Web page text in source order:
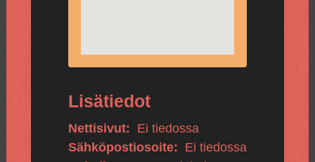
Lisätiedot
Nettisivut: Ei tiedossa
Sähköpostiosoite: Ei tiedossa